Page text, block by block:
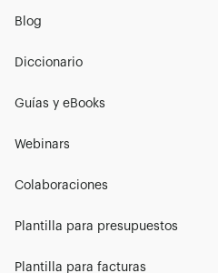
Blog
Diccionario
Guías y eBooks
Webinars
Colaboraciones
Plantilla para presupuestos
Plantilla para facturas